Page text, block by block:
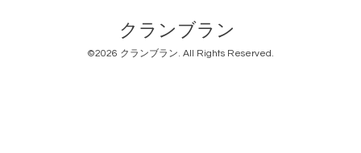
クランブラン
©2026 クランブラン. All Rights Reserved.